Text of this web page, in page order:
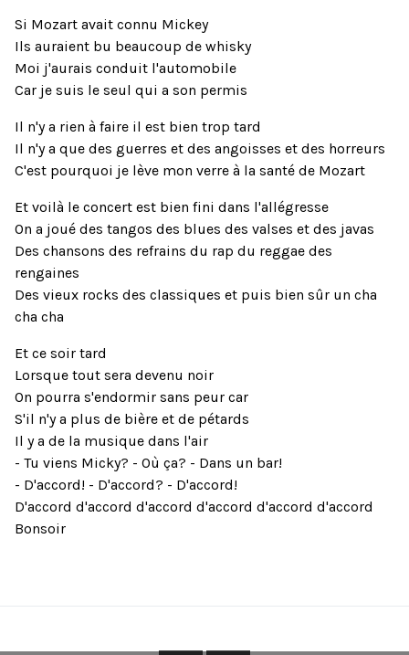
Si Mozart avait connu Mickey
Ils auraient bu beaucoup de whisky
Moi j'aurais conduit l'automobile
Car je suis le seul qui a son permis
Il n'y a rien à faire il est bien trop tard
Il n'y a que des guerres et des angoisses et des horreurs
C'est pourquoi je lève mon verre à la santé de Mozart
Et voilà le concert est bien fini dans l'allégresse
On a joué des tangos des blues des valses et des javas
Des chansons des refrains du rap du reggae des
rengaines
Des vieux rocks des classiques et puis bien sûr un cha
cha cha
Et ce soir tard
Lorsque tout sera devenu noir
On pourra s'endormir sans peur car
S'il n'y a plus de bière et de pétards
Il y a de la musique dans l'air
- Tu viens Micky? - Où ça? - Dans un bar!
- D'accord! - D'accord? - D'accord!
D'accord d'accord d'accord d'accord d'accord d'accord
Bonsoir